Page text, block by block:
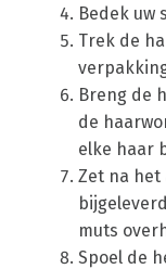
Bedek uw
Trek de
Breng de
de
elke haar
Zet na het
muts
Spoel de